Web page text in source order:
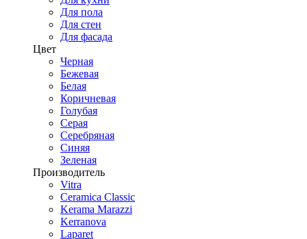
Для пола
Для стен
Для фасада
Цвет
Черная
Бежевая
Белая
Коричневая
Голубая
Серая
Серебряная
Синяя
Зеленая
Производитель
Vitra
Ceramica Classic
Kerama Marazzi
Kerranova
Laparet